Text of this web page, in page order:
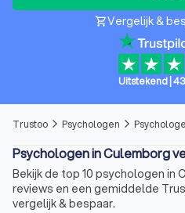
shopping_cartVergelijk &
Uitstekend|
Trustoo arrow_forward_ios Psychologen arrow_forward_ios
Psychologen in Culemborg
Bekijk de top 10 psychologen in
reviews en een gemiddelde
vergelijk & bespaar.